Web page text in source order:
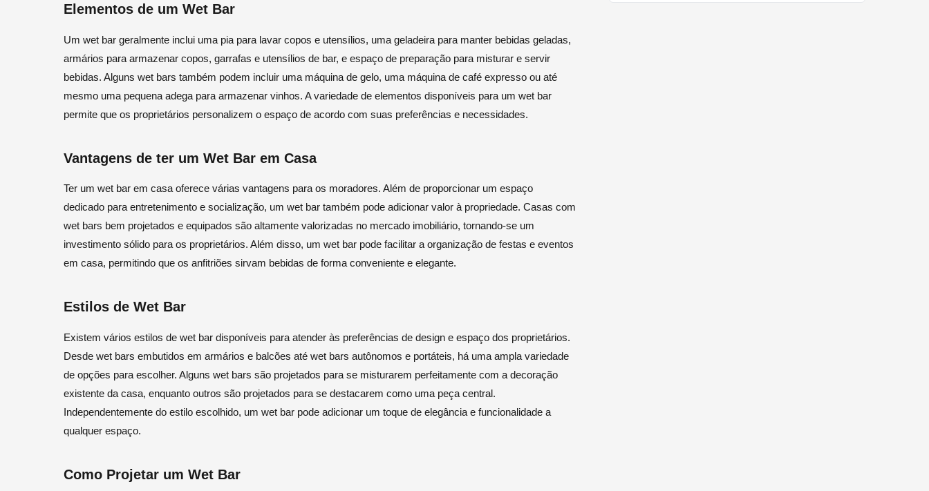
Elementos de um Wet Bar
Um wet bar geralmente inclui uma pia para lavar copos e utensílios, uma geladeira para manter bebidas geladas,
armários para armazenar copos, garrafas e utensílios de bar, e espaço de preparação para misturar e servir
bebidas. Alguns wet bars também podem incluir uma máquina de gelo, uma máquina de café expresso ou até
mesmo uma pequena adega para armazenar vinhos. A variedade de elementos disponíveis para um wet bar
permite que os proprietários personalizem o espaço de acordo com suas preferências e necessidades.
Vantagens de ter um Wet Bar em Casa
Ter um wet bar em casa oferece várias vantagens para os moradores. Além de proporcionar um espaço
dedicado para entretenimento e socialização, um wet bar também pode adicionar valor à propriedade. Casas com
wet bars bem projetados e equipados são altamente valorizadas no mercado imobiliário, tornando-se um
investimento sólido para os proprietários. Além disso, um wet bar pode facilitar a organização de festas e eventos
em casa, permitindo que os anfitriões sirvam bebidas de forma conveniente e elegante.
Estilos de Wet Bar
Existem vários estilos de wet bar disponíveis para atender às preferências de design e espaço dos proprietários.
Desde wet bars embutidos em armários e balcões até wet bars autônomos e portáteis, há uma ampla variedade
de opções para escolher. Alguns wet bars são projetados para se misturarem perfeitamente com a decoração
existente da casa, enquanto outros são projetados para se destacarem como uma peça central.
Independentemente do estilo escolhido, um wet bar pode adicionar um toque de elegância e funcionalidade a
qualquer espaço.
Como Projetar um Wet Bar